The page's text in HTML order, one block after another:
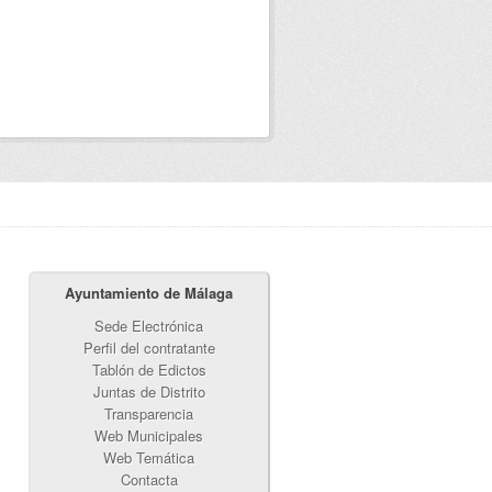
Ayuntamiento de Málaga
Sede Electrónica
Perfil del contratante
Tablón de Edictos
Juntas de Distrito
Transparencia
Web Municipales
Web Temática
Contacta